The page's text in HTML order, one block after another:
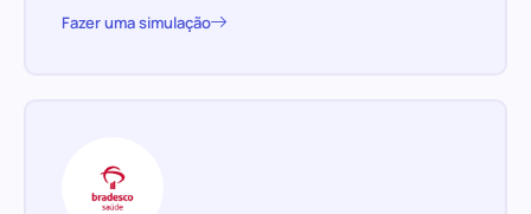
Fazer uma simulação